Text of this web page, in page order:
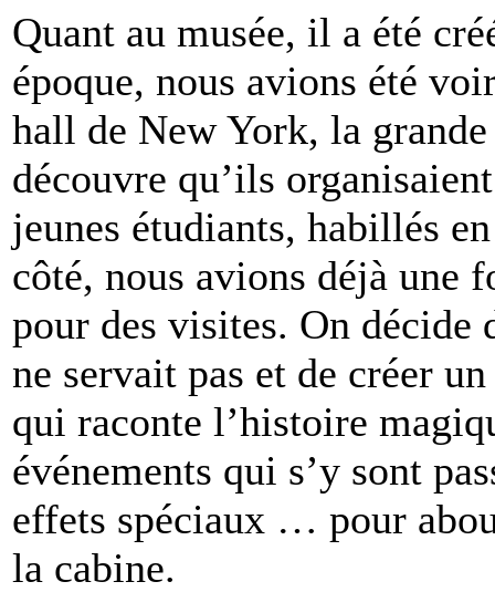
Quant au musée, il a été
époque, nous avions été
hall de New York, la
découvre qu’ils
jeunes étudiants, habillés
côté, nous avions déjà une
pour des visites. On décide
ne servait pas et de créer
qui raconte l’histoire
événements qui s’y sont
effets spéciaux … pour
la cabine.